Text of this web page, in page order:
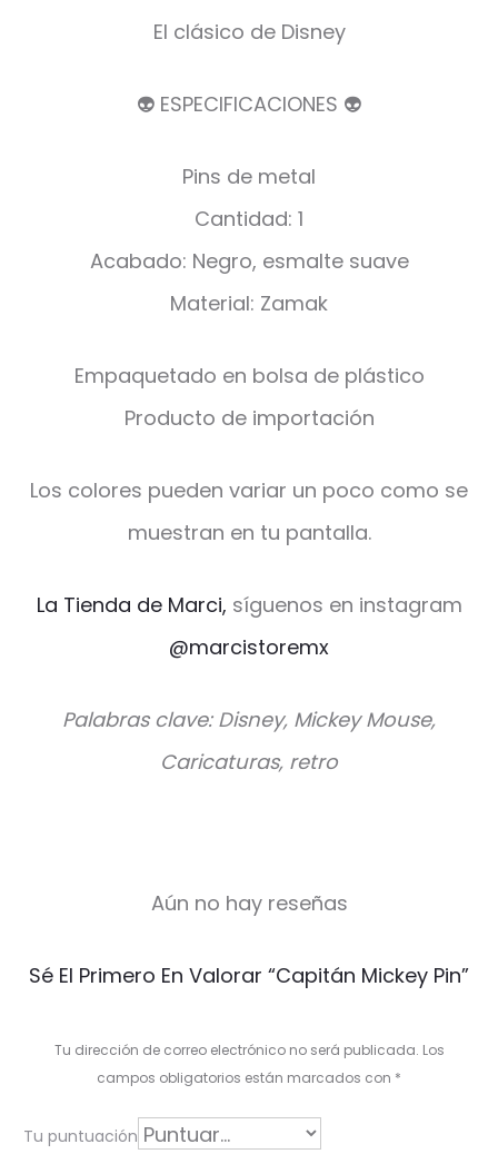
El clásico de Disney
👽 ESPECIFICACIONES 👽
Pins de metal
Cantidad: 1
Acabado: Negro, esmalte suave
Material: Zamak
Empaquetado en bolsa de plástico
Producto de importación
Los colores pueden variar un poco como se
muestran en tu pantalla.
La Tienda de Marci, síguenos en instagram
@marcistoremx
Palabras clave: Disney, Mickey Mouse,
Caricaturas, retro
V
a
r
Aún no hay reseñas
Sé El Primero En Valorar “Capitán Mickey Pin”
Tu dirección de correo electrónico no será publicada. Los
campos obligatorios están marcados con *
Tu puntuación